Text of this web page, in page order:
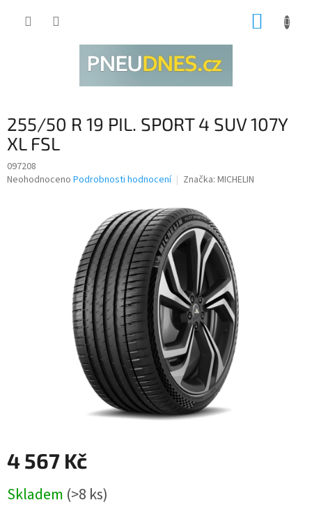
255/50 R 19 PIL. SPORT 4 SUV 107Y
XL FSL
097208
Průměrné
Neohodnoceno Podrobnosti hodnocení Značka: MICHELIN
4 567 Kč
cena:
Skladem (>8 ks)